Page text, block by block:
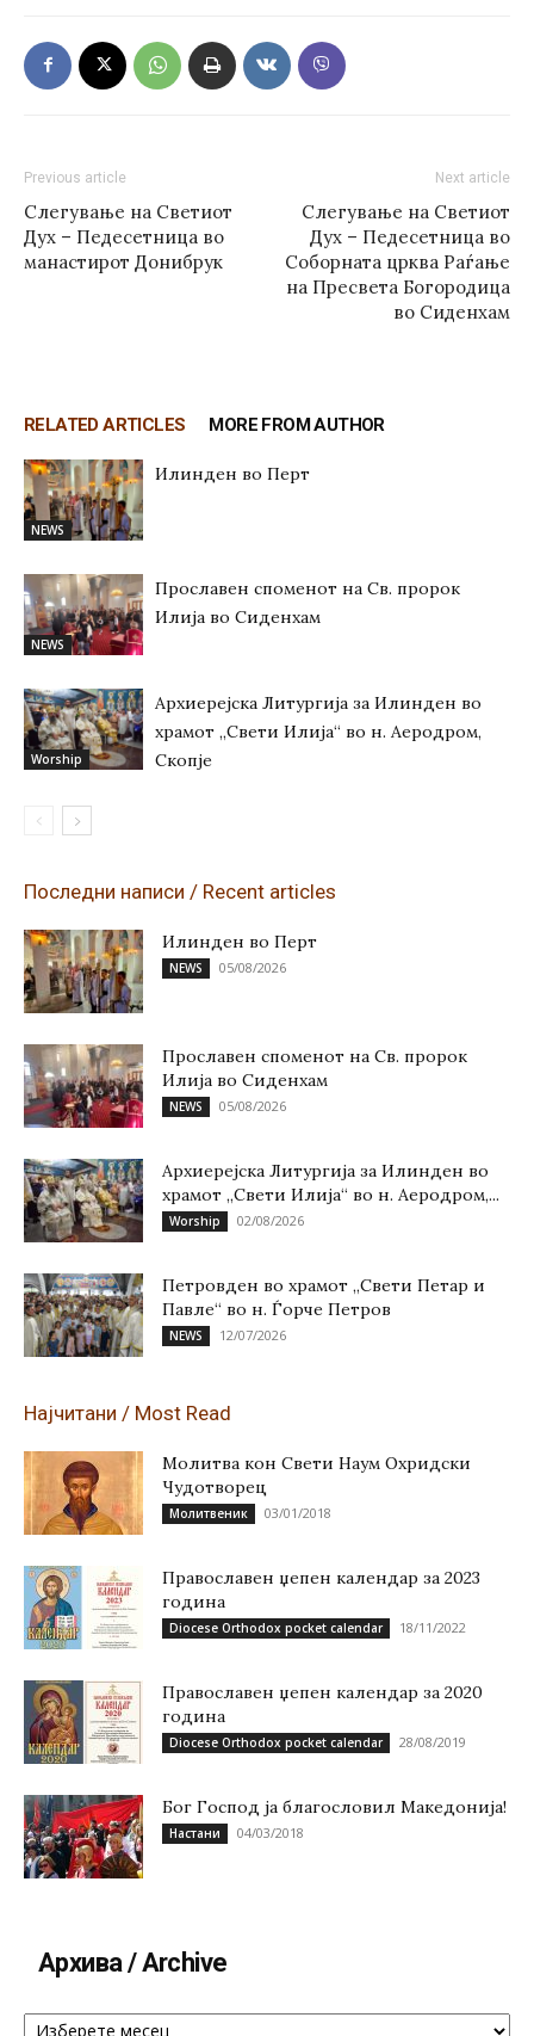
Previous article
Слегување на Светиот
Дух – Педесетница во
манастирот Донибрук
Next article
Слегување на Светиот
Дух – Педесетница во
Соборната црква Раѓање
на Пресвета Богородица
во Сиденхам
RELATED ARTICLES MORE FROM AUTHOR
NEWS
Илинден во Перт
NEWS
Прославен споменот на Св. пророк
Илија во Сиденхам
Worship
Архиерејска Литургија за Илинден во
храмот „Свети Илија“ во н. Аеродром,
Скопје
Последни написи / Recent articles
Илинден во Перт
NEWS 05/08/2026
Прославен споменот на Св. пророк
Илија во Сиденхам
NEWS 05/08/2026
Архиерејска Литургија за Илинден во
храмот „Свети Илија“ во н. Аеродром,...
Worship 02/08/2026
Петровден во храмот „Свети Петар и
Павле“ во н. Ѓорче Петров
NEWS 12/07/2026
Најчитани / Most Read
Молитва кон Свети Наум Охридски
Чудотворец
Молитвеник 03/01/2018
Православен џепен календар за 2023
година
Diocese Orthodox pocket calendar 18/11/2022
Православен џепен календар за 2020
година
Diocese Orthodox pocket calendar 28/08/2019
Бог Господ ја благословил Македонија!
Настани 04/03/2018
Архива / Archive
Архива